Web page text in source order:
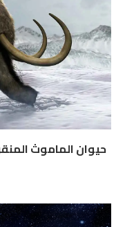
حيوان الماموث